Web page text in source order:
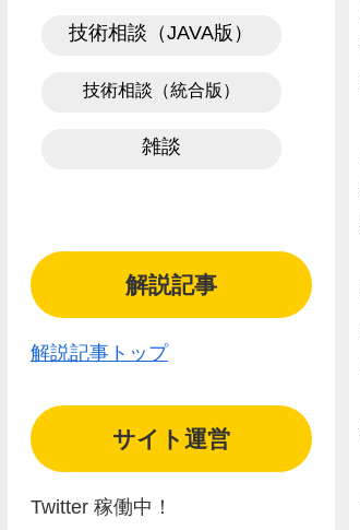
技術相談（JAVA版）
技術相談（統合版）
雑談
解説記事
解説記事トップ
サイト運営
Twitter 稼働中！